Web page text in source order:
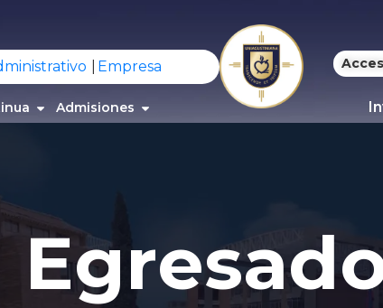
Empresa
Admisiones
Egresad